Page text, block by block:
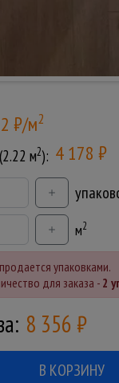
₽/м2
м2): 4 178 ₽
м2
упаковками.
для заказа - 2
8 356 ₽
В КОРЗИНУ